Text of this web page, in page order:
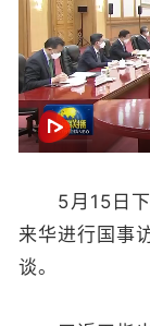
5月15日下
来华进行国事
谈。